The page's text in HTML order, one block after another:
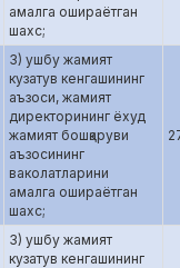
амалга ошираётган
шахс;
3) ушбу жамият
кузатув кенгашининг
аъзоси, жамият
директорининг ёхуд
жамият бошқаруви
аъзосининг
ваколатларини
амалга ошираётган
шахс;
3) ушбу жамият
кузатув кенгашининг